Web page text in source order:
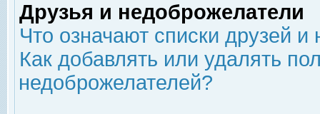
Друзья и недоброжелатели
Что означают списки друзей
Как добавлять или удалять
недоброжелателей?